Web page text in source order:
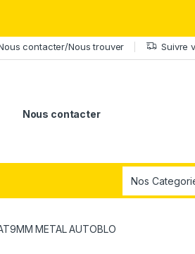
contacter/Nous trouver Suivre
Nous contacter
METAL AUTOBLO